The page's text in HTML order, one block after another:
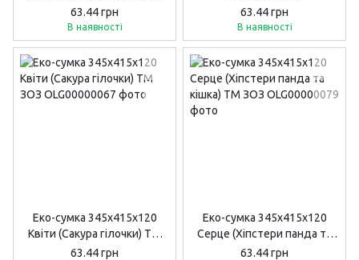
ТМ ЗОЗ
63.44 грн
В наявності
63.44 грн
В наявності
Еко-сумка 345х415х120
Квіти (Сакура гілочки) ТМ
ЗОЗ
63.44 грн
Еко-сумка 345х415х120
Серце (Хіпстери панда та
кішка) ТМ ЗОЗ
63.44 грн